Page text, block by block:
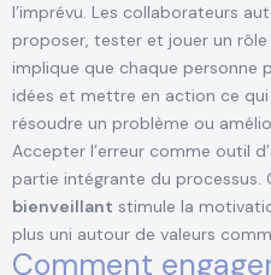
l’imprévu. Les collaborateurs
proposer, tester et jouer un
implique que chaque personne
idées et mettre en action ce
résoudre un problème ou
Accepter l’erreur comme outil
partie intégrante du processus.
bienveillant stimule la
plus uni autour de valeurs
Comment